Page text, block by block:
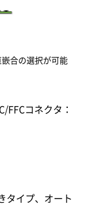
合の選択が可能
FFCコネクタ：
タイプ、オート